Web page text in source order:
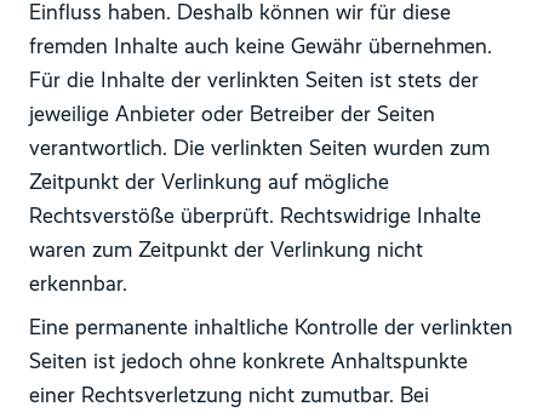
Einfluss haben. Deshalb können wir für diese
fremden Inhalte auch keine Gewähr übernehmen.
Für die Inhalte der verlinkten Seiten ist stets der
jeweilige Anbieter oder Betreiber der Seiten
verantwortlich. Die verlinkten Seiten wurden zum
Zeitpunkt der Verlinkung auf mögliche
Rechtsverstöße überprüft. Rechtswidrige Inhalte
waren zum Zeitpunkt der Verlinkung nicht
erkennbar.
Eine permanente inhaltliche Kontrolle der verlinkten
Seiten ist jedoch ohne konkrete Anhaltspunkte
einer Rechtsverletzung nicht zumutbar. Bei